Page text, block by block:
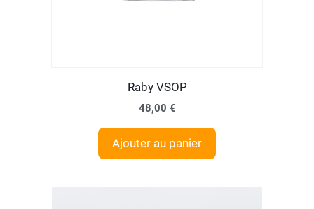
Raby VSOP
48,00 €
Ajouter au panier